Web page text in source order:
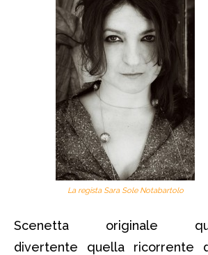
La regista Sara Sole Notabartolo
Scenetta originale
divertente quella ricorrente